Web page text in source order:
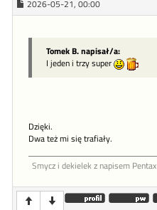
2026-05-21, 00:00
Tomek B. napisał/a:
I jeden i trzy super
Dzięki.
Dwa też mi się trafiały.
Smycz i dekielek z napisem Pentax